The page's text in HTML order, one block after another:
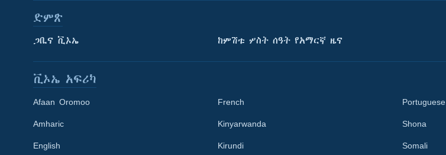
Learning English
ድምጽ
ጋቢና ቪኦኤ ከምሽቱ ሦስት ሰዓት የአማርኛ ዜና
ቪኦኤ አፍሪካ
Afaan Oromoo
Amharic
English
French
Kinyarwanda
Kirundi
Portuguese
Shona
Somali